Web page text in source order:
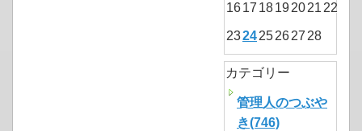
1617 18192021 22
2324252627 28
カテゴリー
管理人のつぶや
き(746)